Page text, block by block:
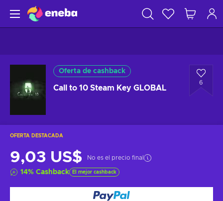
Oferta de cashback
Call to 10 Steam Key GLOBAL
6
OFERTA DESTACADA
9,03 US$ No es el precio final
14% Cashback El mejor cashback